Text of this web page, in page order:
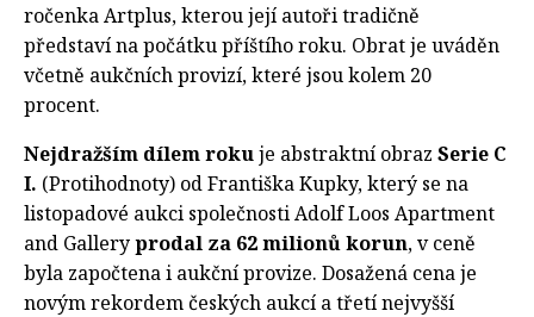
ročenka Artplus, kterou její autoři tradičně
představí na počátku příštího roku. Obrat je uváděn
včetně aukčních provizí, které jsou kolem 20
procent.
Nejdražším dílem rokuje abstraktní obraz Serie C
I. (Protihodnoty) od Františka Kupky, který se na
listopadové aukci společnosti Adolf Loos Apartment
and Galleryprodal za 62 milionů korun, v ceně
byla započtena i aukční provize. Dosažená cena je
novým rekordem českých aukcí a třetí nejvyšší